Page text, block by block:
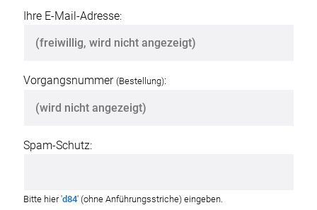
Ihre E-Mail-Adresse:
Vorgangsnummer (Bestellung):
Spam-Schutz:
Bitte hier 'd84' (ohne Anführungsstriche) eingeben.